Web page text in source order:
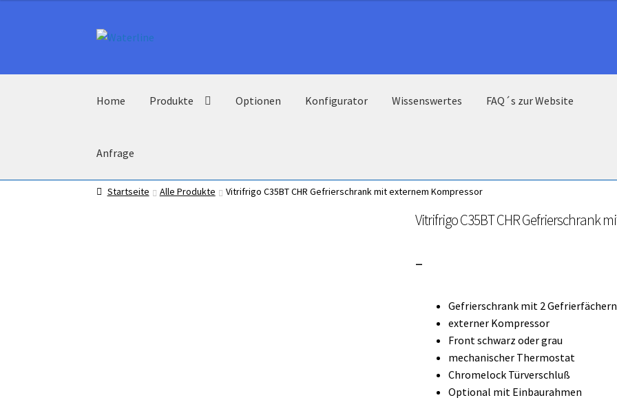
Zur
Zum
Home Produkte Optionen Konfigurator Wissenswertes FAQ´s zur Website
Anfrage
Startseite Alle Produkte Vitrifrigo C35BT CHR Gefrierschrank mit externem Kompressor
Vitrifrigo C35BT CHR Gefrierschrank
–Preisspanne:
bis
3.300,00 €
Gefrierschrank mit 2 Gefrierfächern
externer Kompressor
Front schwarz oder grau
mechanischer Thermostat
Chromelock Türverschluß
Optional mit Einbaurahmen